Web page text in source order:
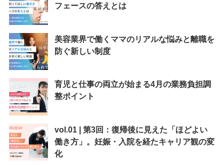
フェースの答えとは
美容業界で働くママのリアルな悩みと離職を
防ぐ新しい制度
育児と仕事の両立が始まる4月の業務負担調
整ポイント
vol.01 | 第3回：復帰後に見えた「ほどよい
働き方」。妊娠・入院を経たキャリア観の変
化